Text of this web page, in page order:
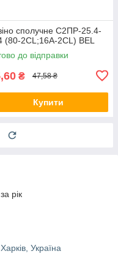
сполучне С2ПР-25.4-
(80-2CL;16A-2CL) BEL
до відправки
₴ 47,58 ₴
Купити
рік
Україна